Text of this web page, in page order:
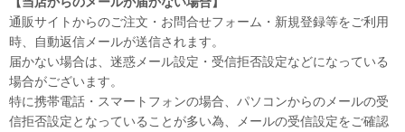
通販サイトからのご注文・お問合せフォーム・新規登録等をご利用
時、自動返信メールが送信されます。
届かない場合は、迷惑メール設定・受信拒否設定などになっている
場合がございます。
特に携帯電話・スマートフォンの場合、パソコンからのメールの受
信拒否設定となっていることが多い為、メールの受信設定をご確認